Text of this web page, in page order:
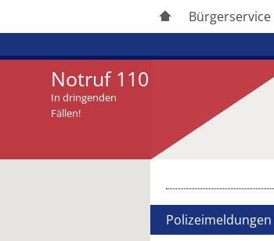
Bürgerservice
Notruf 110
In dringenden
Fällen!
Polizeimeldungen
Artikel weiterleiten